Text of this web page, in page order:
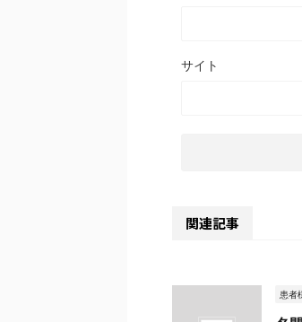
サイト
関連記事
患者